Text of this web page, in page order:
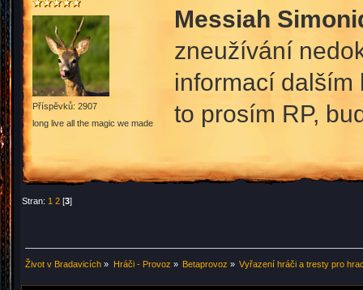
Příspěvků: 2907
long live all the magic we made
Messiah
zneužívání
informací dalším
to prosím RP,
Stran: 1 2 [3]
Život v Bradavicích » Hráči - Provoz » Betaprovoz » Vyřazení hráči a tresty pro